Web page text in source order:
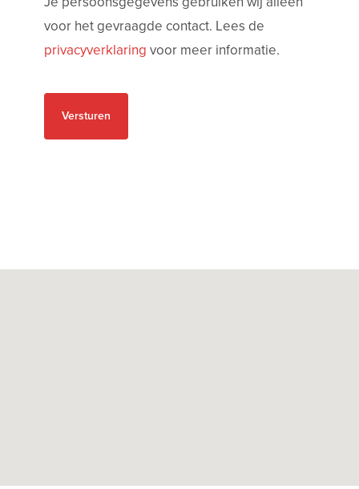
voor het gevraagde contact. Lees de
privacyverklaring voor meer informatie.